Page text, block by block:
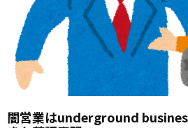
闇営業はunderground